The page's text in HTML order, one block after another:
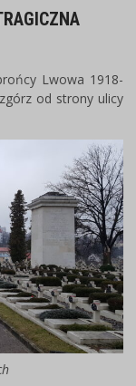
Lwowa 1918-
od strony ulicy